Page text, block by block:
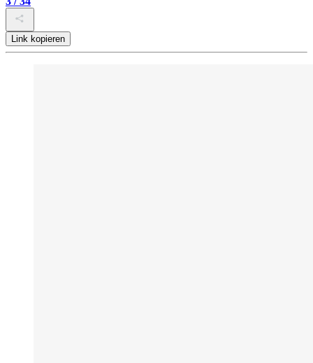
Link kopieren